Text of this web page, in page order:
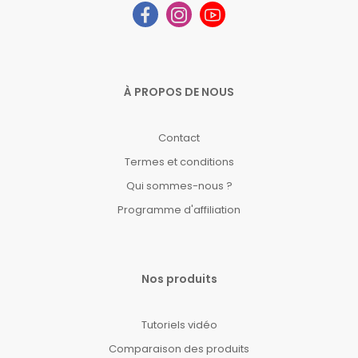
À PROPOS DE NOUS
Contact
Termes et conditions
Qui sommes-nous ?
Programme d'affiliation
Nos produits
Tutoriels vidéo
Comparaison des produits